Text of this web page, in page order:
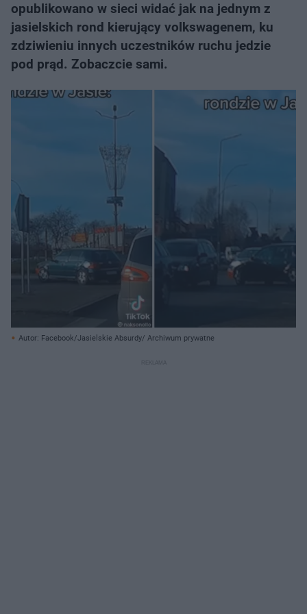
opublikowano w sieci widać jak na jednym z
jasielskich rond kierujący volkswagenem, ku
zdziwieniu innych uczestników ruchu jedzie
pod prąd. Zobaczcie sami.
Autor: Facebook/Jasielskie Absurdy/ Archiwum prywatne